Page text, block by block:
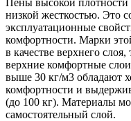
низкой жесткостью. Это
эксплуатационные
комфортности. Марки
в качестве верхнего
верхние комфортные
выше 30 кг/м3 обладают
комфортности и
(до 100 кг). Материалы
самостоятельный слой.